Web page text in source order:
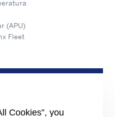
(APU)
Fleet
Cookies”, you